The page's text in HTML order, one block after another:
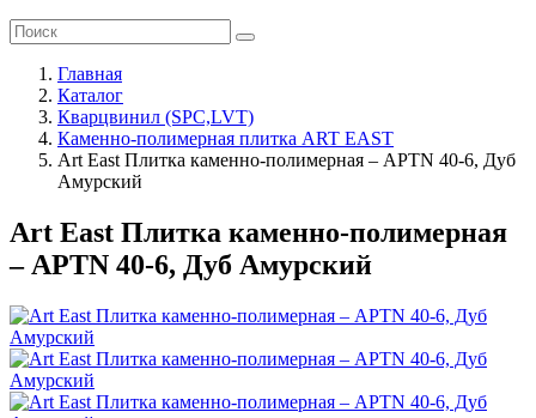
Главная
Каталог
Кварцвинил (SPC,LVT)
Каменно-полимерная плитка ART EAST
Art East Плитка каменно-полимерная – APTN 40-6, Дуб
Амурский
Art East Плитка каменно-полимерная
– APTN 40-6, Дуб Амурский